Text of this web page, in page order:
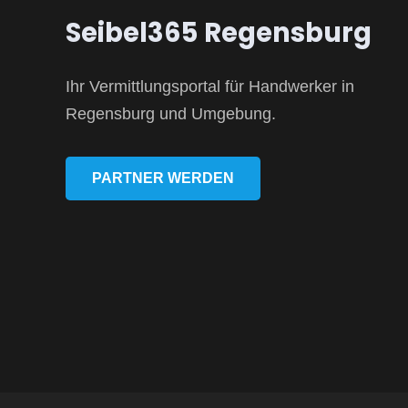
Seibel365 Regensburg
Ihr Vermittlungsportal für Handwerker in
Regensburg und Umgebung.
PARTNER WERDEN